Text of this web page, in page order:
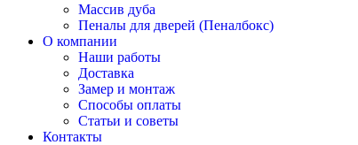
Массив дуба
Пеналы для дверей (Пеналбокс)
О компании
Наши работы
Доставка
Замер и монтаж
Способы оплаты
Статьи и советы
Контакты